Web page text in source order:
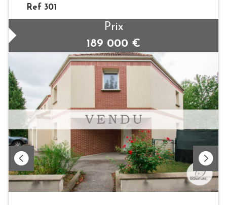
Ref 301
Prix
189 000 €